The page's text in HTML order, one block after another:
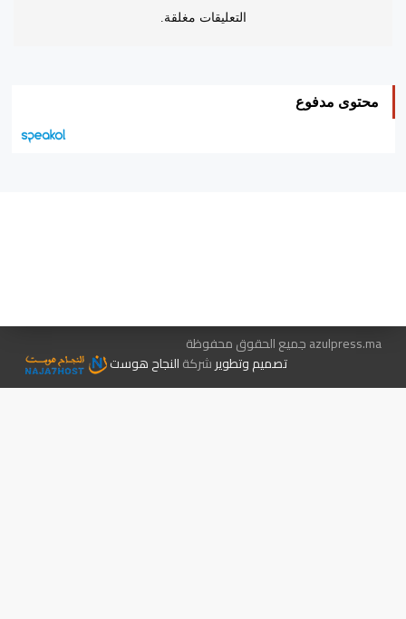
التعليقات مغلقة.
محتوى مدفوع
azulpress.ma جميع الحقوق محفوظة
تصميم وتطويرشركةالنجاح هوست